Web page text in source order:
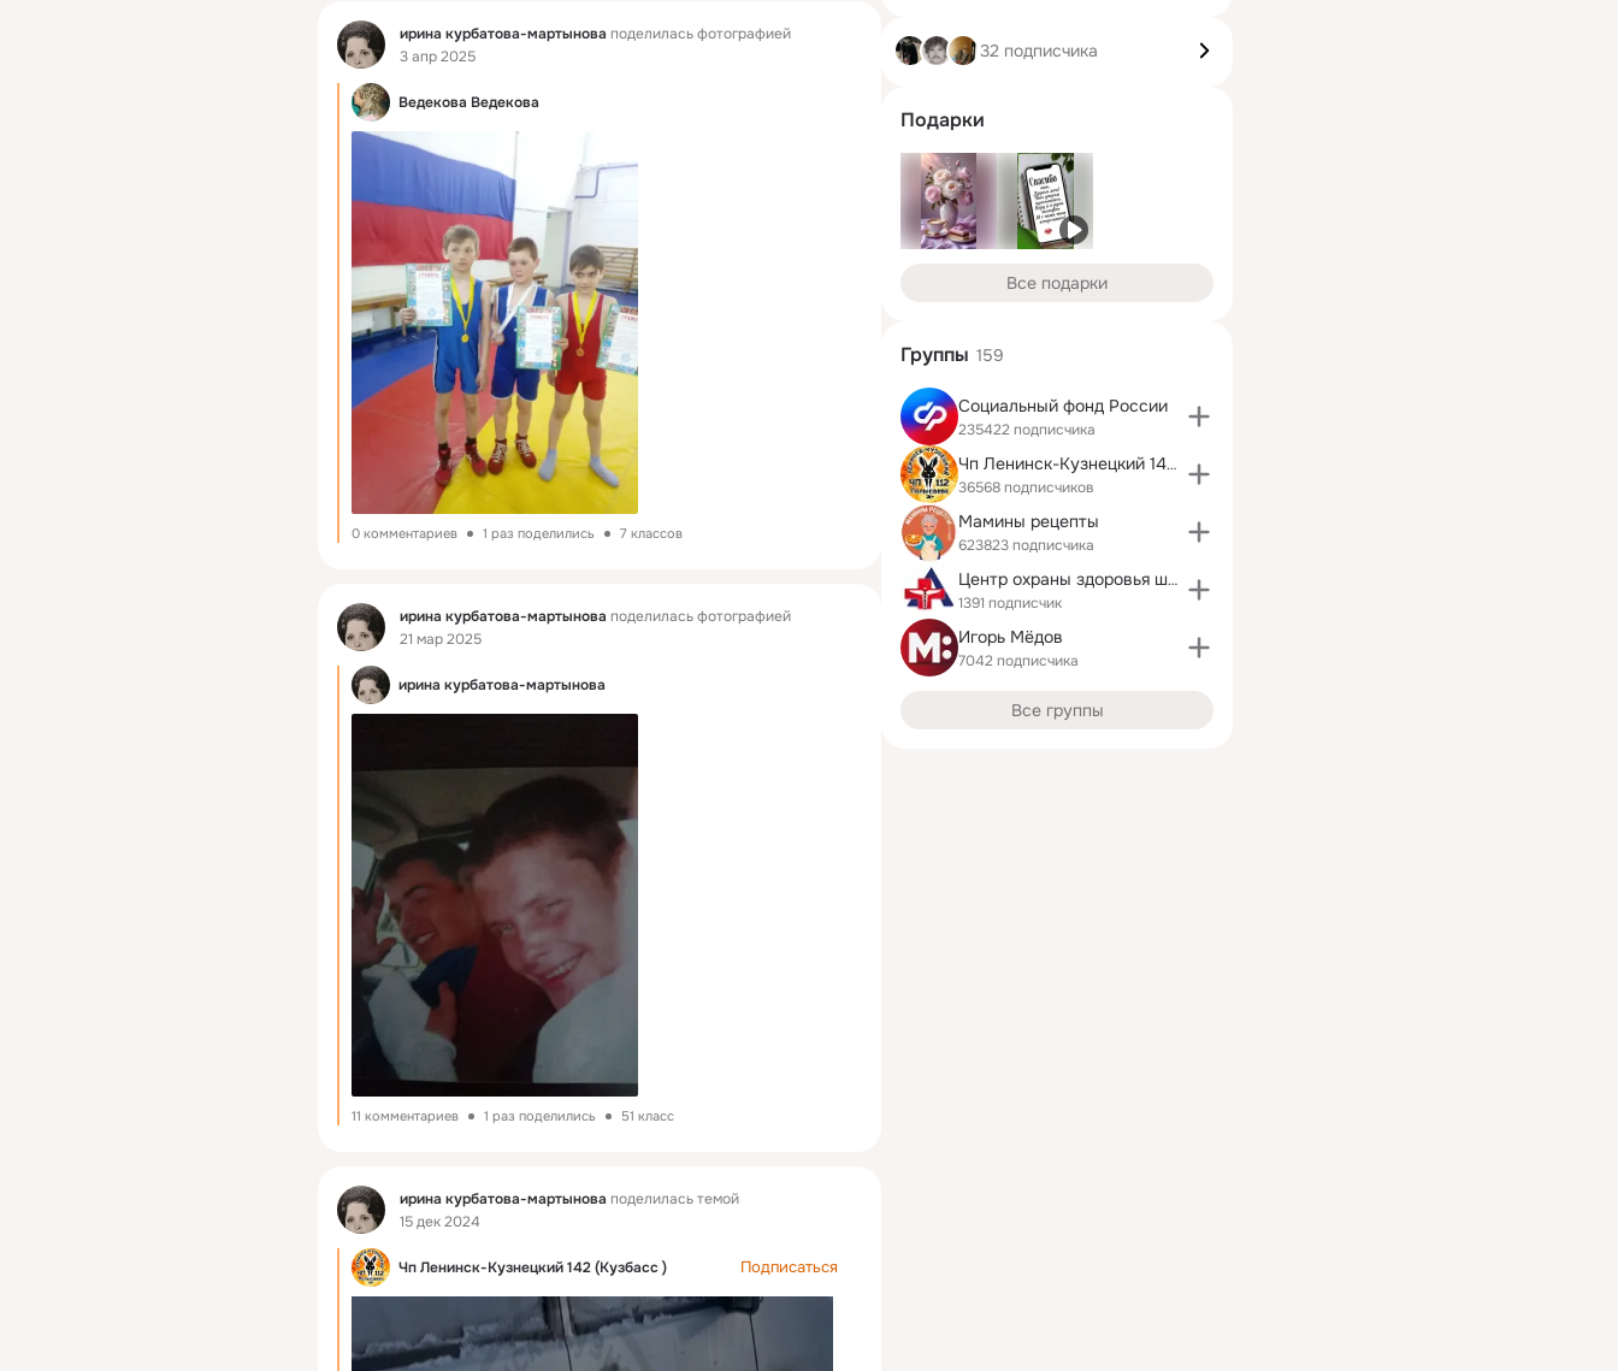
Фид ирина курбатова-мартынова поделилась фотографией
3 апр 2025
Ведекова Ведекова
0 комментариев 1 раз поделились 7 классов
Фид ирина курбатова-мартынова поделилась фотографией
21 мар 2025
ирина курбатова-мартынова
11 комментариев 1 раз поделились 51 класс
Фид ирина курбатова-мартынова поделилась темой
15 дек 2024
Чп Ленинск-Кузнецкий 142 (Кузбасс ) Подписаться
32 подписчика
Подарки
Все подарки
Группы 159
Социальный фонд России
235422 подписчика
Чп Ленинск-Кузнецкий 142 (Кузбасс )
36568 подписчиков
Мамины рецепты
623823 подписчика
Центр охраны здоровья шахтёров
1391 подписчик
Игорь Мёдов
7042 подписчика
Все группы